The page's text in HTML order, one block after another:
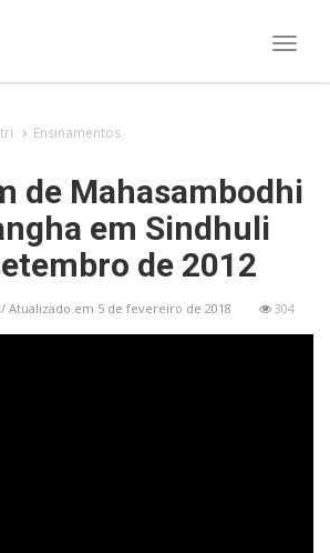
Toggle
Ensinamentos
de Mahasambodhi
em Sindhuli
de 2012
Atualizado em 5 de fevereiro de 2018 304